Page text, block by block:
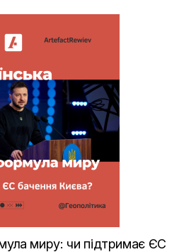
миру: чи підтримає ЄС